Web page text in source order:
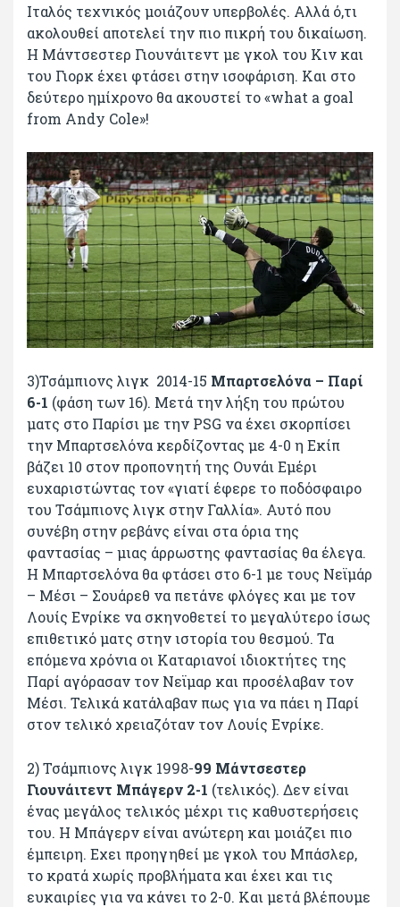
Ιταλός τεχνικός μοιάζουν υπερβολές. Αλλά ό,τι
ακολουθεί αποτελεί την πιο πικρή του δικαίωση.
Η Μάντσεστερ Γιουνάιτεντ με γκολ του Κιν και
του Γιορκ έχει φτάσει στην ισοφάριση. Και στο
δεύτερο ημίχρονο θα ακουστεί το «what a goal
from Andy Cole»!
3)Τσάμπιονς λιγκ 2014-15 Μπαρτσελόνα – Παρί
6-1 (φάση των 16). Μετά την λήξη του πρώτου
ματς στο Παρίσι με την PSG να έχει σκορπίσει
την Μπαρτσελόνα κερδίζοντας με 4-0 η Εκίπ
βάζει 10 στον προπονητή της Ουνάι Εμέρι
ευχαριστώντας τον «γιατί έφερε το ποδόσφαιρο
του Τσάμπιονς λιγκ στην Γαλλία». Αυτό που
συνέβη στην ρεβάνς είναι στα όρια της
φαντασίας – μιας άρρωστης φαντασίας θα έλεγα.
Η Μπαρτσελόνα θα φτάσει στο 6-1 με τους Νεϊμάρ
– Μέσι – Σουάρεθ να πετάνε φλόγες και με τον
Λουίς Ενρίκε να σκηνοθετεί το μεγαλύτερο ίσως
επιθετικό ματς στην ιστορία του θεσμού. Τα
επόμενα χρόνια οι Καταριανοί ιδιοκτήτες της
Παρί αγόρασαν τον Νεϊμαρ και προσέλαβαν τον
Μέσι. Τελικά κατάλαβαν πως για να πάει η Παρί
στον τελικό χρειαζόταν τον Λουίς Ενρίκε.
2) Τσάμπιονς λιγκ 1998-99 Μάντσεστερ
Γιουνάιτεντ Μπάγερν 2-1 (τελικός). Δεν είναι
ένας μεγάλος τελικός μέχρι τις καθυστερήσεις
του. Η Μπάγερν είναι ανώτερη και μοιάζει πιο
έμπειρη. Εχει προηγηθεί με γκολ του Μπάσλερ,
το κρατά χωρίς προβλήματα και έχει και τις
ευκαιρίες για να κάνει το 2-0. Και μετά βλέπουμε